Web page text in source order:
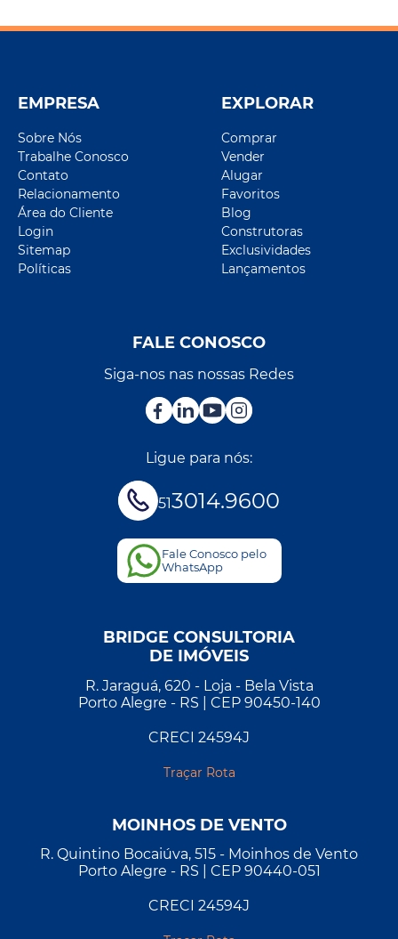
EMPRESA
Sobre Nós
Trabalhe Conosco
Contato
Relacionamento
Área do Cliente
Login
Sitemap
Políticas
EXPLORAR
Comprar
Vender
Alugar
Favoritos
Blog
Construtoras
Exclusividades
Lançamentos
FALE CONOSCO
Siga-nos nas nossas Redes
Ligue para nós:
513014.9600
Fale Conosco pelo
WhatsApp
BRIDGE CONSULTORIA
DE IMÓVEIS
R. Jaraguá, 620 - Loja - Bela Vista
Porto Alegre - RS | CEP 90450-140
CRECI 24594J
Traçar Rota
MOINHOS DE VENTO
R. Quintino Bocaiúva, 515 - Moinhos de Vento
Porto Alegre - RS | CEP 90440-051
CRECI 24594J